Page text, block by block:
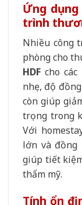
Ứng
trình
Nhiều công
phòng cho
HDF cho
nhẹ, độ
còn giúp
trọng trong
Với
lớn và đồng
giúp tiết
thẩm mỹ.
Tính ổn